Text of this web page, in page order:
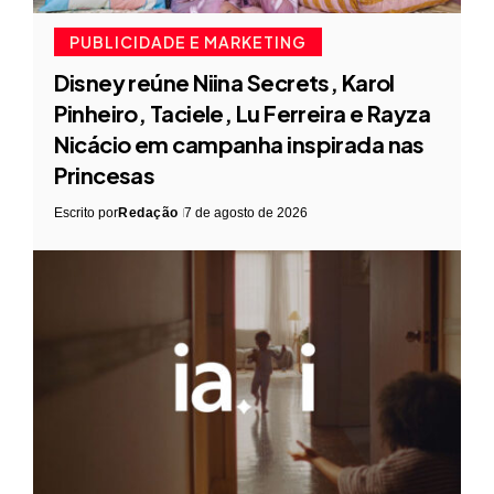
PUBLICIDADE E MARKETING
Disney reúne Niina Secrets, Karol
Pinheiro, Taciele, Lu Ferreira e Rayza
Nicácio em campanha inspirada nas
Princesas
Escrito porRedação 7 de agosto de 2026